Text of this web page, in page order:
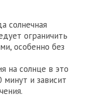
солнечная
ограничить
особенно без
на солнце в это
и зависит